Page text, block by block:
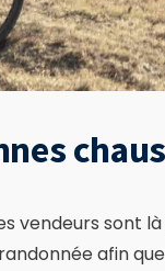
vendeurs sont
afin